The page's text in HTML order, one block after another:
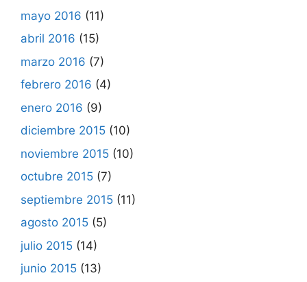
mayo 2016 (11)
abril 2016 (15)
marzo 2016 (7)
febrero 2016 (4)
enero 2016 (9)
diciembre 2015 (10)
noviembre 2015 (10)
octubre 2015 (7)
septiembre 2015 (11)
agosto 2015 (5)
julio 2015 (14)
junio 2015 (13)